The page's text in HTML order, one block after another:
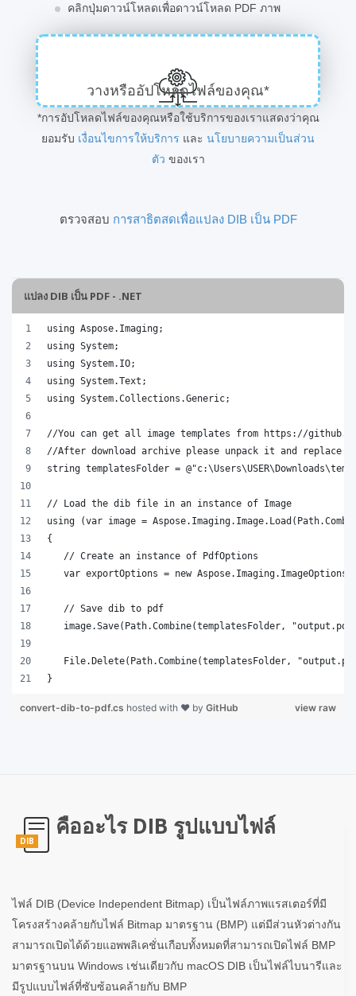
คลิกปุ่มดาวน์โหลดเพื่อดาวน์โหลด PDF ภาพ
วางหรืออัปโหลดไฟล์ของคุณ*
*การอัปโหลดไฟล์ของคุณหรือใช้บริการของเราแสดงว่าคุณ
ยอมรับ เงื่อนไขการให้บริการ และ นโยบายความเป็นส่วน
ตัว ของเรา
ตรวจสอบ การสาธิตสดเพื่อแปลง DIB เป็น PDF
แปลง DIB เป็น PDF - .NET
}
view raw
convert-dib-to-pdf.cs hosted with ❤ by GitHub
DIB
คืออะไร DIB รูปแบบไฟล์
ไฟล์ DIB (Device Independent Bitmap) เป็นไฟล์ภาพแรสเตอร์ที่มี
โครงสร้างคล้ายกับไฟล์ Bitmap มาตรฐาน (BMP) แต่มีส่วนหัวต่างกัน
สามารถเปิดได้ด้วยแอพพลิเคชั่นเกือบทั้งหมดที่สามารถเปิดไฟล์ BMP
มาตรฐานบน Windows เช่นเดียวกับ macOS DIB เป็นไฟล์ไบนารีและ
มีรูปแบบไฟล์ที่ซับซ้อนคล้ายกับ BMP